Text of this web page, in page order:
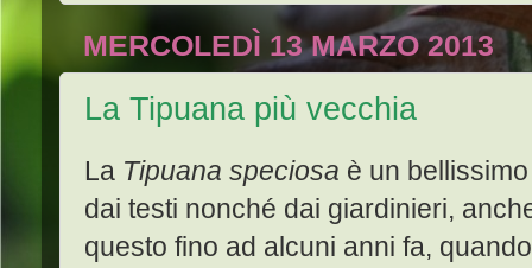
MERCOLEDÌ 13 MARZO 2013
La Tipuana più vecchia
La Tipuana speciosa è un
dai testi nonché dai giardinieri,
questo fino ad alcuni anni fa,